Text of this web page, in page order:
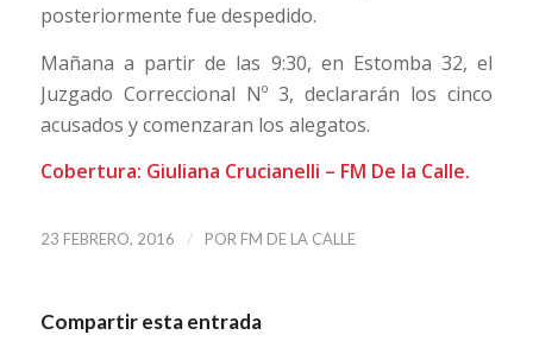
posteriormente fue despedido.
Mañana a partir de las 9:30, en Estomba 32, el
Juzgado Correccional Nº 3, declararán los cinco
acusados y comenzaran los alegatos.
Cobertura: Giuliana Crucianelli – FM De la Calle.
23 FEBRERO, 2016 / POR FM DE LA CALLE
Compartir esta entrada